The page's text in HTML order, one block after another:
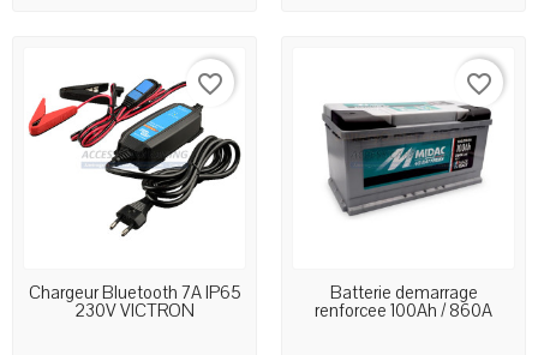
DERNIERS ARTICLES EN STOCK
favorite_border
Chargeur Bluetooth 7A IP65
230V VICTRON
DERNIERS ARTICLES EN STOCK
favorite_border
Batterie demarrage
renforcee 100Ah / 860A